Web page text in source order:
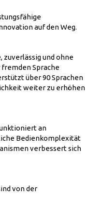
auf den Weg.
und ohne
Sprache
über 90 Sprachen
weiter zu erhöhen
an
Bedienkomplexität
verbessert sich
von der